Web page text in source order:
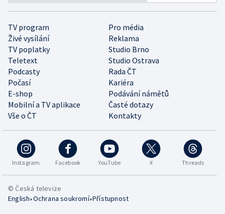
TV program
Pro média
Živé vysílání
Reklama
TV poplatky
Studio Brno
Teletext
Studio Ostrava
Podcasty
Rada ČT
Počasí
Kariéra
E-shop
Podávání námětů
Mobilní a TV aplikace
Časté dotazy
Vše o ČT
Kontakty
Instagram Facebook YouTube X Threads
© Česká televize
English•Ochrana soukromí•Přístupnost